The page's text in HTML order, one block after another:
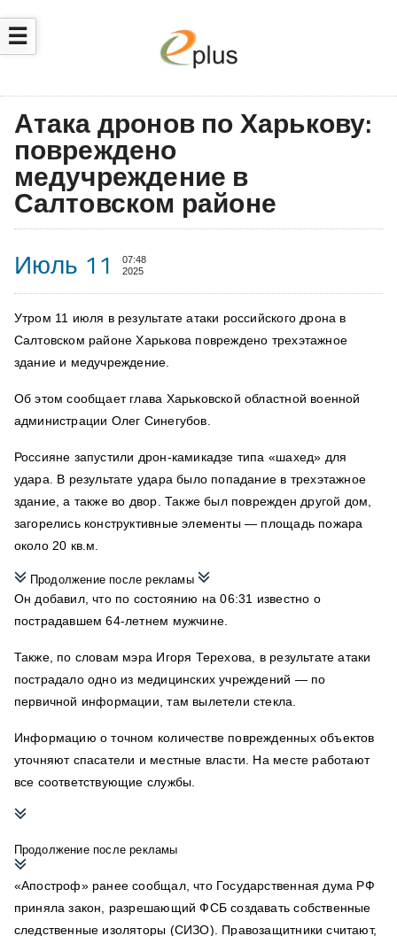
☰
Атака дронов по Харькову:
повреждено
медучреждение в
Салтовском районе
Июль 11
07:48
2025
Утром 11 июля в результате атаки российского дрона в
Салтовском районе Харькова повреждено трехэтажное
здание и медучреждение.
Об этом сообщает глава Харьковской областной военной
администрации Олег Синегубов.
Россияне запустили дрон-камикадзе типа «шахед» для
удара. В результате удара было попадание в трехэтажное
здание, а также во двор. Также был поврежден другой дом,
загорелись конструктивные элементы — площадь пожара
около 20 кв.м.
Продолжение после рекламы
Он добавил, что по состоянию на 06:31 известно о
пострадавшем 64-летнем мужчине.
Также, по словам мэра Игоря Терехова, в результате атаки
пострадало одно из медицинских учреждений — по
первичной информации, там вылетели стекла.
Информацию о точном количестве поврежденных объектов
уточняют спасатели и местные власти. На месте работают
все соответствующие службы.
Продолжение после рекламы
«Апостроф» ранее сообщал, что Государственная дума РФ
приняла закон, разрешающий ФСБ создавать собственные
следственные изоляторы (СИЗО). Правозащитники считают,